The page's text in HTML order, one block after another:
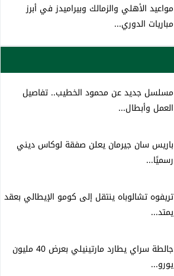
مواعيد الأهلي والزمالك وبيراميدز في أبرز
مباريات الدوري...
مسلسل جديد عن محمود الخطيب.. تفاصيل
العمل وأبطال...
باريس سان جيرمان يعلن صفقة لوكاس ديني
رسميًا...
تريفوه تشالوباه ينتقل إلى كومو الإيطالي بعقد
يمتد...
جالطة سراي يطارد مارتينيلي بعرض 40 مليون
يورو...